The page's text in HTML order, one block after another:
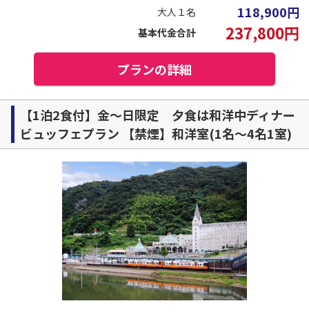
大人１名 118,900円
基本代金合計 237,800円
プランの詳細
【1泊2食付】金～日限定 夕食は和洋中ディナー
ビュッフェプラン 【禁煙】和洋室(1名～4名1室)